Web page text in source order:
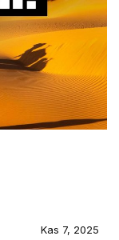
Kas 7, 2025